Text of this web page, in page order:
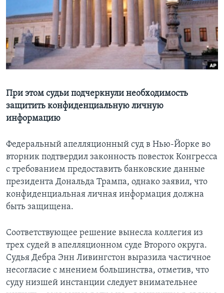
Learning English
СОЦИАЛЬНЫЕ СЕТИ
Языки
При этом судьи подчеркнули необходимость
защитить конфиденциальную личную
информацию
Федеральный апелляционный суд в Нью-Йорке во
вторник подтвердил законность повесток Конгресса
с требованием предоставить банковские данные
президента Дональда Трампа, однако заявил, что
конфиденциальная личная информация должна
быть защищена.
Соответствующее решение вынесла коллегия из
трех судей в апелляционном суде Второго округа.
Судья Дебра Энн Ливингстон выразила частичное
несогласие с мнением большинства, отметив, что
суду низшей инстанции следует внимательнее